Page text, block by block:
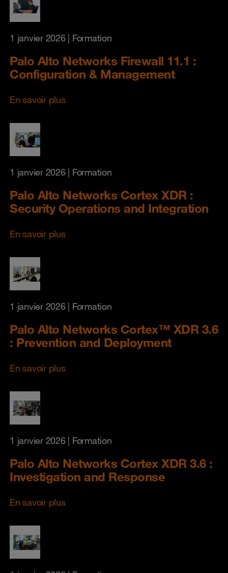
1 janvier 2026| Formation
Palo Alto Networks Firewall 11.1 :
Configuration & Management
En savoir plus
1 janvier 2026| Formation
Palo Alto Networks Cortex XDR :
Security Operations and Integration
En savoir plus
1 janvier 2026| Formation
Palo Alto Networks Cortex™ XDR 3.6
: Prevention and Deployment
En savoir plus
1 janvier 2026| Formation
Palo Alto Networks Cortex XDR 3.6 :
Investigation and Response
En savoir plus